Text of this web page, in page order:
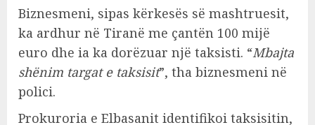
Biznesmeni, sipas kërkesës së mashtruesit,
ka ardhur në Tiranë me çantën 100 mijë
euro dhe ia ka dorëzuar një taksisti. “Mbajta
shënim targat e taksisit”, tha biznesmeni në
polici.
Prokuroria e Elbasanit identifikoi taksisitin,